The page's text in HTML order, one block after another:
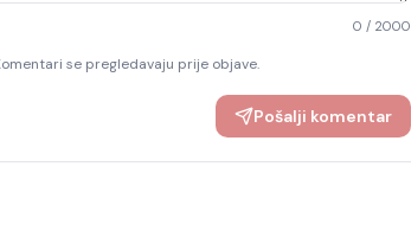
0 / 2000
se pregledavaju prije objave.
Pošalji komentar